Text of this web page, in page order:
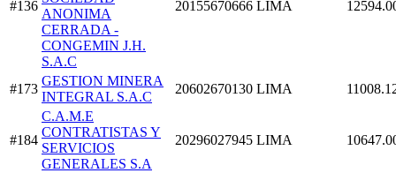
#136
ANONIMA
CERRADA -
CONGEMIN J.H.
S.A.C
20155670666 LIMA
#173
GESTION MINERA
INTEGRAL S.A.C
20602670130 LIMA
#184
C.A.M.E
CONTRATISTAS Y
SERVICIOS
GENERALES S.A
20296027945 LIMA